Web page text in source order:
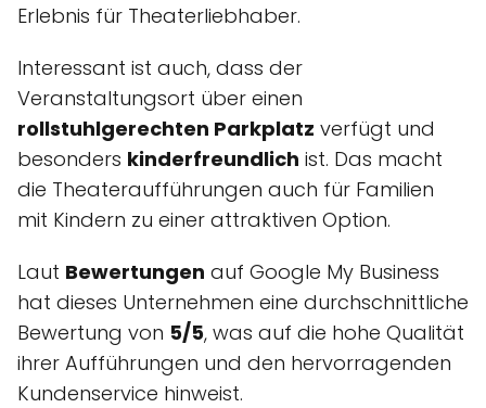
Erlebnis für Theaterliebhaber.
Interessant ist auch, dass der
Veranstaltungsort über einen
rollstuhlgerechten Parkplatz verfügt und
besonders kinderfreundlich ist. Das macht
die Theateraufführungen auch für Familien
mit Kindern zu einer attraktiven Option.
Laut Bewertungen auf Google My Business
hat dieses Unternehmen eine durchschnittliche
Bewertung von 5/5, was auf die hohe Qualität
ihrer Aufführungen und den hervorragenden
Kundenservice hinweist.